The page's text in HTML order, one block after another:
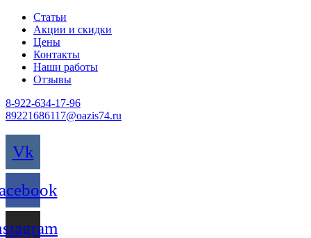
Статьи
Акции и скидки
Цены
Контакты
Наши работы
Отзывы
8-922-634-17-96
89221686117@oazis74.ru
Vk